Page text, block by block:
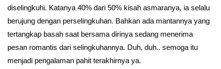
diselingkuhi. Katanya 40% dari 50% kisah asmaranya, ia selalu
berujung dengan perselingkuhan. Bahkan ada mantannya yang
tertangkap basah saat bersama dirinya sedang menerima
pesan romantis dari selingkuhannya. Duh, duh.. semoga itu
menjadi pengalaman pahit terakhirnya ya.